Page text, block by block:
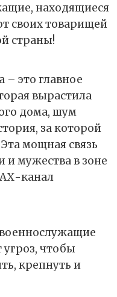
находящиеся
своих товарищей
страны!
– это главное
вырастила
дома, шум
за которой
мощная связь
и мужества в зоне
канал
чтобы
крепнуть и